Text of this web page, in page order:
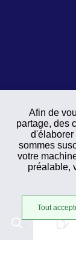
Afin de
partage, des
d'élaborer
sommes
votre
préalable,
Tout